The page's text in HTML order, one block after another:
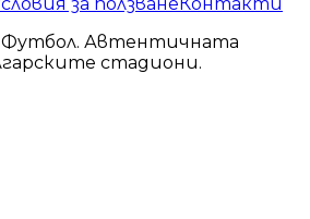
Автентичната
стадиони.